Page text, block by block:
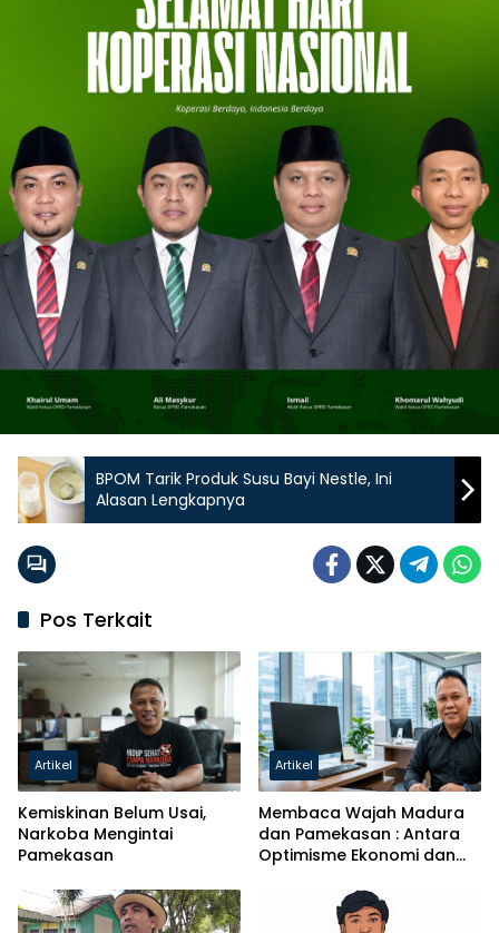
BPOM Tarik Produk Susu Bayi Nestle, Ini
Alasan Lengkapnya
Pos Terkait
Artikel
Kemiskinan Belum Usai,
Narkoba Mengintai
Pamekasan
Artikel
Membaca Wajah Madura
dan Pamekasan : Antara
Optimisme Ekonomi dan